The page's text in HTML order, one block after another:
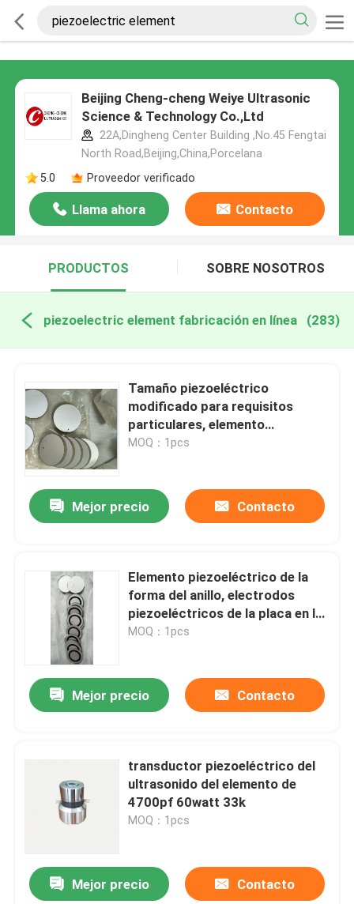
Beijing Cheng-cheng Weiye Ultrasonic
Science & Technology Co.,Ltd
22A,Dingheng Center Building ,No.45 Fengtai
North Road,Beijing,China,Porcelana
5.0
Proveedor verificado
Llama ahora Contacto
PRODUCTOS SOBRE NOSOTROS
piezoelectric element fabricación en línea (283)
Tamaño piezoeléctrico
modificado para requisitos
particulares, elemento
piezoeléctrico de la cerámica de
MOQ：1pcs
Mejor precio Contacto
Elemento piezoeléctrico de la
forma del anillo, electrodos
piezoeléctricos de la placa en la
superficie
MOQ：1pcs
Mejor precio Contacto
transductor piezoeléctrico del
ultrasonido del elemento de
4700pf 60watt 33k
MOQ：1pcs
Mejor precio Contacto